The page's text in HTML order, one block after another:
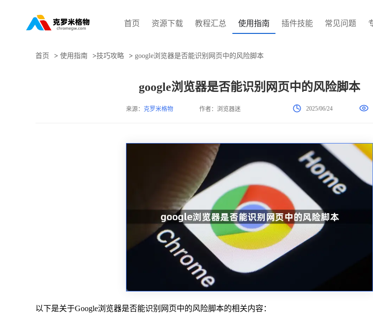
首页 资源下载 教程汇总 使用指南 插件技能 常见问题
首页 > 使用指南 >技巧攻略 > google浏览器是否能识别网页中的风险脚本
google浏览器是否能识别网页中的风险脚本
来源： 克罗米格物 作者：浏览器迷 2025/06/24
以下是关于Google浏览器是否能识别网页中的风险脚本的相关内容：